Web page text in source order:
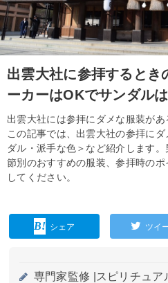
出雲大社に参拝するとき
ーカーはOKでサンダル
出雲大社には参拝にダメな服装が
この記事では、出雲大社の参拝に
ダル・派手な色＞など紹介します
節別のおすすめの服装、参拝時の
してください。
シェア ツイ
専門家監修 |
スピリチュア